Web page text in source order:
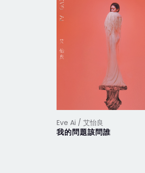
Eve Ai / 艾怡良
我的問題該問誰